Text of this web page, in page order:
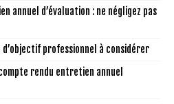
annuel d’évaluation : ne négligez pas
d’objectif professionnel à considérer
rendu entretien annuel